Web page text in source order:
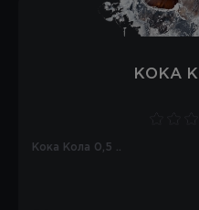
КОКА
Кока Кола 0,5 ..